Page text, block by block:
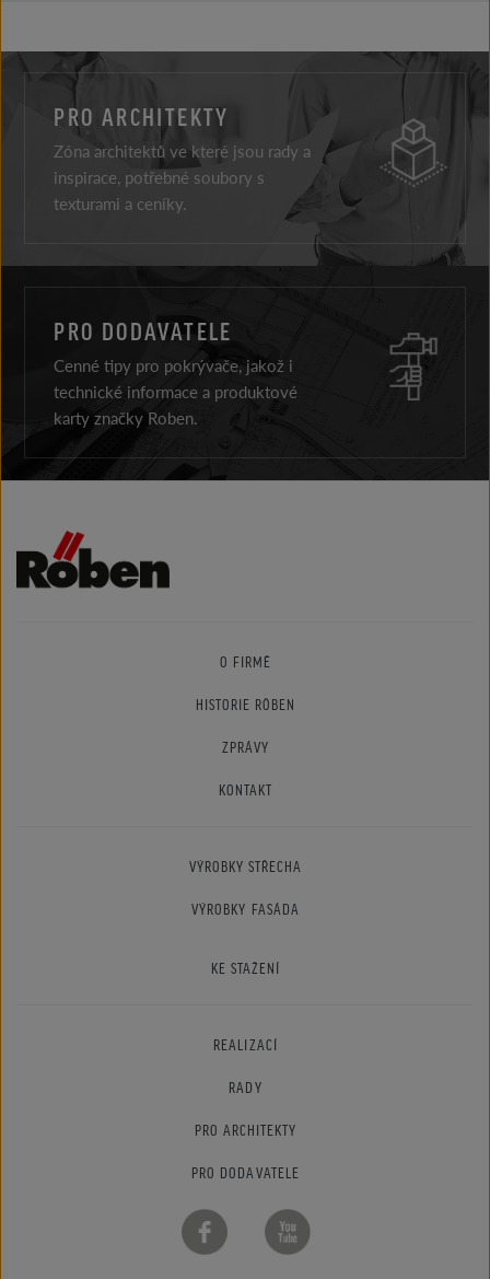
PRO ARCHITEKTY
Zóna architektů ve které jsou rady a
inspirace, potřebné soubory s
texturami a ceníky.
PRO DODAVATELE
Cenné tipy pro pokrývače, jakož i
technické informace a produktové
karty značky Roben.
O FIRMĚ
HISTORIE RÖBEN
ZPRÁVY
KONTAKT
VÝROBKY STŘECHA
VÝROBKY FASÁDA
KE STAŽENÍ
REALIZACÍ
RADY
PRO ARCHITEKTY
PRO DODAVATELE